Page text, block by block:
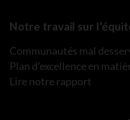
Notre travail sur
Communautés mal
Plan d’excellence en
Lire notre rapport